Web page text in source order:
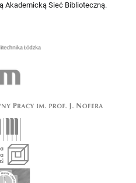
Akademicką Sieć Biblioteczną.